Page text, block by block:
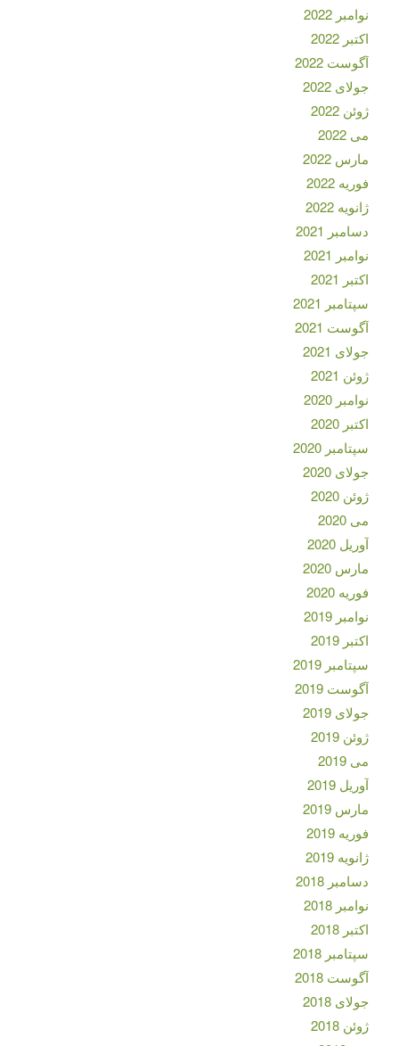
نوامبر 2022
اکتبر 2022
آگوست 2022
جولای 2022
ژوئن 2022
می 2022
مارس 2022
فوریه 2022
ژانویه 2022
دسامبر 2021
نوامبر 2021
اکتبر 2021
سپتامبر 2021
آگوست 2021
جولای 2021
ژوئن 2021
نوامبر 2020
اکتبر 2020
سپتامبر 2020
جولای 2020
ژوئن 2020
می 2020
آوریل 2020
مارس 2020
فوریه 2020
نوامبر 2019
اکتبر 2019
سپتامبر 2019
آگوست 2019
جولای 2019
ژوئن 2019
می 2019
آوریل 2019
مارس 2019
فوریه 2019
ژانویه 2019
دسامبر 2018
نوامبر 2018
اکتبر 2018
سپتامبر 2018
آگوست 2018
جولای 2018
ژوئن 2018